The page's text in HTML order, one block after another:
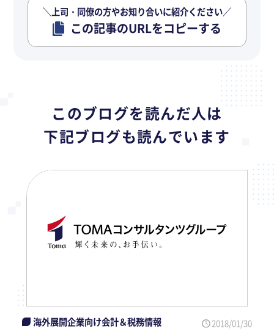
＼上司・同僚の方やお知り合いに紹介ください／
この記事のURLをコピーする
このブログを読んだ人は
下記ブログも読んでいます
海外展開企業向け会計＆税務情報 2018/01/30